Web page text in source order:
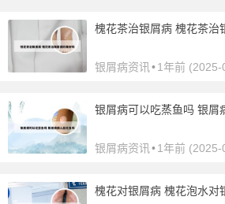
槐花茶治银屑病 槐花茶治
银屑病资讯 •1年前 (2025-
银屑病可以吃蒸鱼吗 银屑
银屑病资讯 •1年前 (2025-
槐花对银屑病 槐花泡水对